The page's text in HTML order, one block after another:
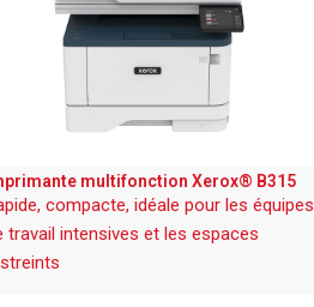
multifonction Xerox® B315
compacte, idéale pour les équipes
travail intensives et les espaces